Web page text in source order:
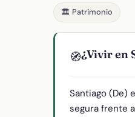
🏛️ Patrimonio
🧭¿Vivir en
Santiago (De)
segura frente